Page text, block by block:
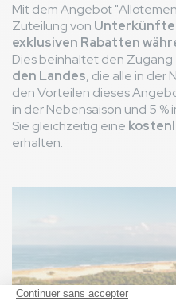
Mit dem Angebot
Zuteilung von
exklusiven Rabatten
Dies beinhaltet den Zugang
den Landes, die alle in der
den Vorteilen dieses
in der Nebensaison und 5 %
Sie gleichzeitig eine
erhalten.